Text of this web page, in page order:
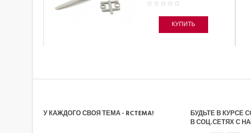
КУПИТЬ
У КАЖДОГО СВОЯ ТЕМА - RCTEMA!
БУДЬТЕ В КУРСЕ
В СОЦ.СЕТЯХ С